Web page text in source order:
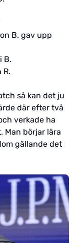
B. gav upp
B.
så kan det ju
där efter två
verkade ha
Man börjar lära
gällande det